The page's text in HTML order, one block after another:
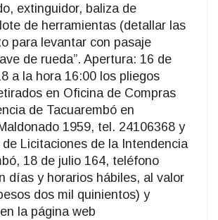
extinguidor, baliza de
de herramientas (detallar las
para levantar con pasaje
de rueda”. Apertura: 16 de
a la hora 16:00 los pliegos
en Oficina de Compras
de Tacuarembó en
1959, tel. 24106368 y
Licitaciones de la Intendencia
18 de julio 164, teléfono
días y horarios hábiles, al valor
dos mil quinientos) y
la página web